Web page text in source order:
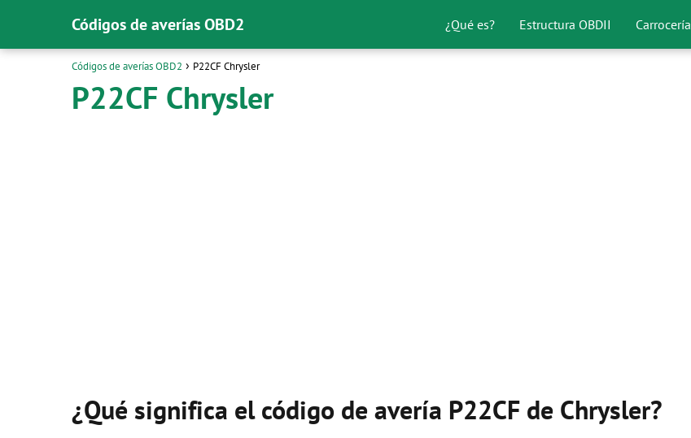
Códigos de averías OBD2 ¿Qué es? Estructura OBDII Carrocería
Códigos de averías OBD2 P22CF Chrysler
P22CF Chrysler
¿Qué significa el código de avería P22CF de Chrysler?